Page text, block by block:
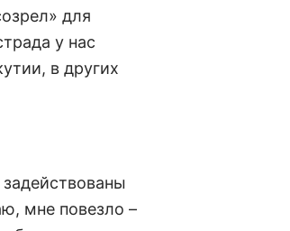
для
у нас
в других
мне повезло –